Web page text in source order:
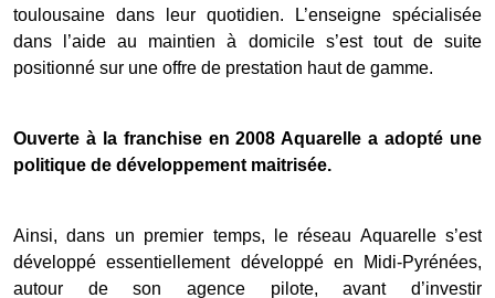
toulousaine dans leur quotidien. L’enseigne spécialisée
dans l’aide au maintien à domicile s’est tout de suite
positionné sur une offre de prestation haut de gamme.
Ouverte à la franchise en 2008 Aquarelle a adopté une
politique de développement maitrisée.
Ainsi, dans un premier temps, le réseau Aquarelle s’est
développé essentiellement développé en Midi-Pyrénées,
autour de son agence pilote, avant d’investir